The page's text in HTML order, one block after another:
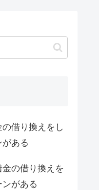
借り換えをし
ある
の借り換えを
がある